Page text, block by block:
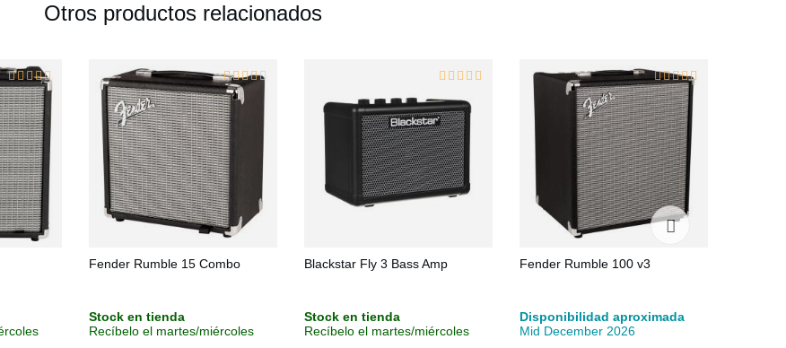
Otros productos relacionados
Fender Rumble 15 Combo
Stock en tienda
Recíbelo el martes/miércoles
Blackstar Fly 3 Bass Amp
Stock en tienda
Recíbelo el martes/miércoles
Fender Rumble 100 v3
Disponibilidad aproximada
Mid December 2026